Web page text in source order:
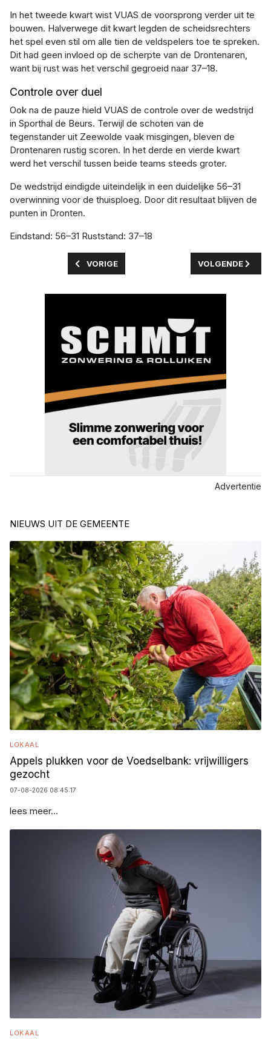
In het tweede kwart wist VUAS de voorsprong verder uit te
bouwen. Halverwege dit kwart legden de scheidsrechters
het spel even stil om alle tien de veldspelers toe te spreken.
Dit had geen invloed op de scherpte van de Drontenaren,
want bij rust was het verschil gegroeid naar 37–18.
Controle over duel
Ook na de pauze hield VUAS de controle over de wedstrijd
in Sporthal de Beurs. Terwijl de schoten van de
tegenstander uit Zeewolde vaak misgingen, bleven de
Drontenaren rustig scoren. In het derde en vierde kwart
werd het verschil tussen beide teams steeds groter.
De wedstrijd eindigde uiteindelijk in een duidelijke 56–31
overwinning voor de thuisploeg. Door dit resultaat blijven de
punten in Dronten.
Eindstand: 56–31 Ruststand: 37–18
VORIG ARTIKEL: SPORTIEF SPEKTAKEL IN
VORIGE VOLGENDE
VOLGENDE
Advertentie
NIEUWS UIT DE GEMEENTE
LOKAAL
Appels plukken voor de Voedselbank: vrijwilligers
gezocht
07-08-2026 08:45:17
lees meer...
LOKAAL